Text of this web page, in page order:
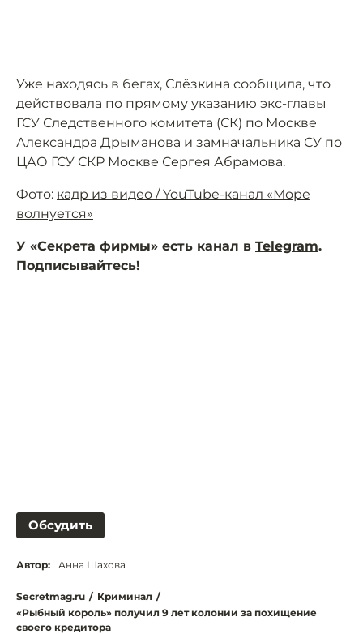
Уже находясь в бегах, Слёзкина сообщила, что
действовала по прямому указанию экс-главы
ГСУ Следственного комитета (СК) по Москве
Александра Дрыманова и замначальника СУ по
ЦАО ГСУ СКР Москве Сергея Абрамова.
Фото: кадр из видео / YouTube-канал «Море
волнуется»
У «Секрета фирмы» есть канал в Telegram.
Подписывайтесь!
Обсудить
Автор: Анна Шахова
Secretmag.ru / Криминал /
«Рыбный король» получил 9 лет колонии за похищение
своего кредитора